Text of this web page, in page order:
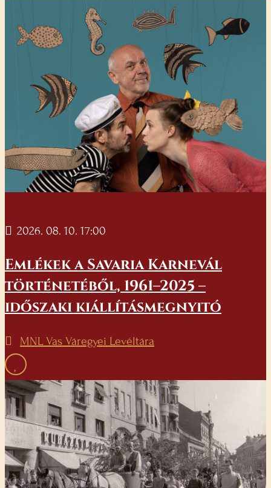
2026. 08. 10. 17:00
Emlékek a Savaria Karnevál
történetéből, 1961–2025 –
időszaki kiállításmegnyitó
MNL Vas Váregyei Levéltára